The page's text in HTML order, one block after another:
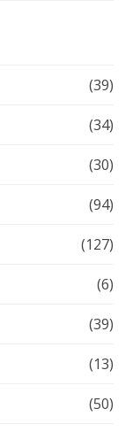
(39)
(34)
(30)
(94)
(127)
(6)
(39)
(13)
(50)